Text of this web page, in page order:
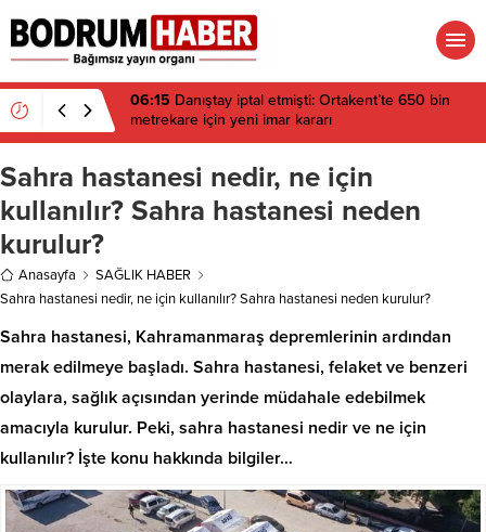
06:15 Danıştay iptal etmişti: Ortakent’te 650 bin
metrekare için yeni imar kararı
Sahra hastanesi nedir, ne için
kullanılır? Sahra hastanesi neden
kurulur?
Anasayfa
SAĞLIK HABER
Sahra hastanesi nedir, ne için kullanılır? Sahra hastanesi neden kurulur?
Sahra hastanesi, Kahramanmaraş depremlerinin ardından
merak edilmeye başladı. Sahra hastanesi, felaket ve benzeri
olaylara, sağlık açısından yerinde müdahale edebilmek
amacıyla kurulur. Peki, sahra hastanesi nedir ve ne için
kullanılır? İşte konu hakkında bilgiler…